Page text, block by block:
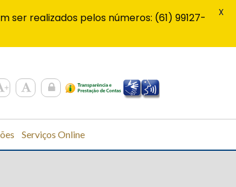
Serviços Online
realizados pelos números: (61) 99127-
X